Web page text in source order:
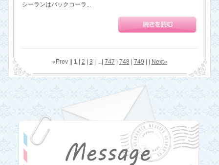
シーランはバックコーラ...
«Prev || 1| 2 3 | ...| 747 748 749 Next»